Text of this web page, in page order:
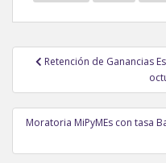
Navegación
entradas
Retención de Ganancias
Moratoria MiPyMEs con tasa